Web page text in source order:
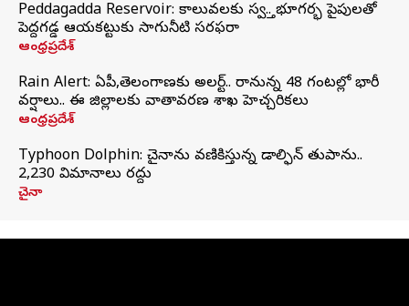
Peddagadda Reservoir: కాలువలకు స్వస్తి.. భూగర్భ పైపులతో
పెద్దగడ్డ ఆయకట్టుకు సాగునీటి సరఫరా
ఆంధ్రప్రదేశ్
Rain Alert: ఏపీ,తెలంగాణకు అలర్ట్.. రానున్న 48 గంటల్లో భారీ
వర్షాలు.. ఈ జిల్లాలకు వాతావరణ శాఖ హెచ్చరికలు
ఆంధ్రప్రదేశ్
Typhoon Dolphin: చైనాను వణికిస్తున్న డాల్ఫిన్‌ తుపాను..
2,230 విమానాలు రద్దు
చైనా